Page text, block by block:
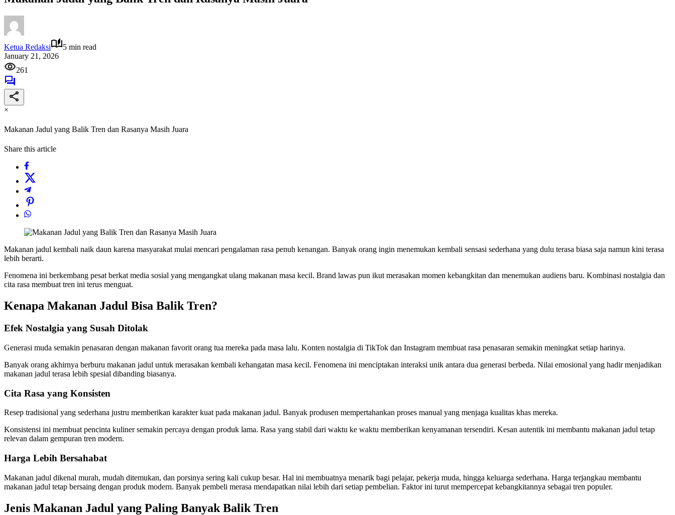
Ketua Redaksi
5 min read
January 21, 2026
261
×
Makanan Jadul yang Balik Tren dan Rasanya Masih Juara
Share this article
Makanan jadul kembali naik daun karena masyarakat mulai mencari pengalaman rasa penuh kenangan. Banyak orang ingin menemukan kembali sensasi sederhana yang dulu terasa biasa saja namun kini terasa
lebih berarti.
Fenomena ini berkembang pesat berkat media sosial yang mengangkat ulang makanan masa kecil. Brand lawas pun ikut merasakan momen kebangkitan dan menemukan audiens baru. Kombinasi nostalgia dan
cita rasa membuat tren ini terus menguat.
Kenapa Makanan Jadul Bisa Balik Tren?
Efek Nostalgia yang Susah Ditolak
Generasi muda semakin penasaran dengan makanan favorit orang tua mereka pada masa lalu. Konten nostalgia di TikTok dan Instagram membuat rasa penasaran semakin meningkat setiap harinya.
Banyak orang akhirnya berburu makanan jadul untuk merasakan kembali kehangatan masa kecil. Fenomena ini menciptakan interaksi unik antara dua generasi berbeda. Nilai emosional yang hadir menjadikan
makanan jadul terasa lebih spesial dibanding biasanya.
Cita Rasa yang Konsisten
Resep tradisional yang sederhana justru memberikan karakter kuat pada makanan jadul. Banyak produsen mempertahankan proses manual yang menjaga kualitas khas mereka.
Konsistensi ini membuat pencinta kuliner semakin percaya dengan produk lama. Rasa yang stabil dari waktu ke waktu memberikan kenyamanan tersendiri. Kesan autentik ini membantu makanan jadul tetap
relevan dalam gempuran tren modern.
Harga Lebih Bersahabat
Makanan jadul dikenal murah, mudah ditemukan, dan porsinya sering kali cukup besar. Hal ini membuatnya menarik bagi pelajar, pekerja muda, hingga keluarga sederhana. Harga terjangkau membantu
makanan jadul tetap bersaing dengan produk modern. Banyak pembeli merasa mendapatkan nilai lebih dari setiap pembelian. Faktor ini turut mempercepat kebangkitannya sebagai tren populer.
Jenis Makanan Jadul yang Paling Banyak Balik Tren